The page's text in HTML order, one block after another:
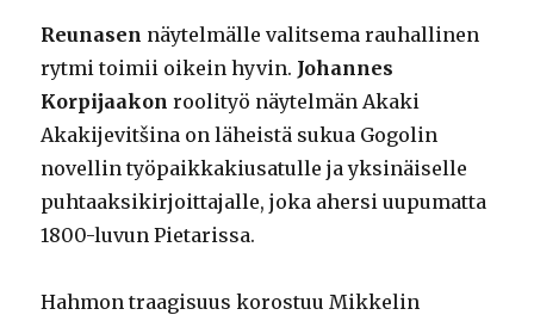
Reunasen näytelmälle valitsema rauhallinen
rytmi toimii oikein hyvin. Johannes
Korpijaakon roolityö näytelmän Akaki
Akakijevitšina on läheistä sukua Gogolin
novellin työpaikkakiusatulle ja yksinäiselle
puhtaaksikirjoittajalle, joka ahersi uupumatta
1800-luvun Pietarissa.
Hahmon traagisuus korostuu Mikkelin